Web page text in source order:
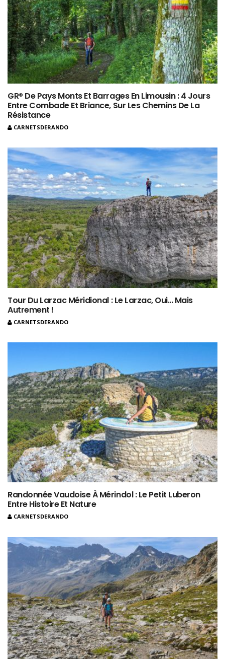
GR® De Pays Monts Et Barrages En Limousin : 4 Jours
Entre Combade Et Briance, Sur Les Chemins De La
Résistance
CARNETSDERANDO
Tour Du Larzac Méridional : Le Larzac, Oui… Mais
Autrement !
CARNETSDERANDO
Randonnée Vaudoise À Mérindol : Le Petit Luberon
Entre Histoire Et Nature
CARNETSDERANDO